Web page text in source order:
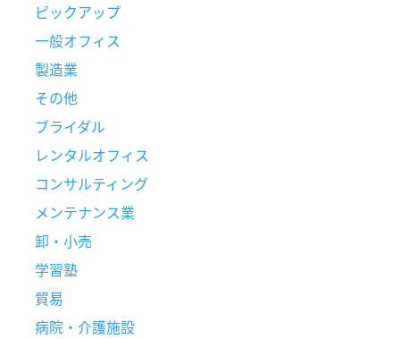
ピックアップ
一般オフィス
製造業
その他
ブライダル
レンタルオフィス
コンサルティング
メンテナンス業
卸・小売
学習塾
貿易
病院・介護施設